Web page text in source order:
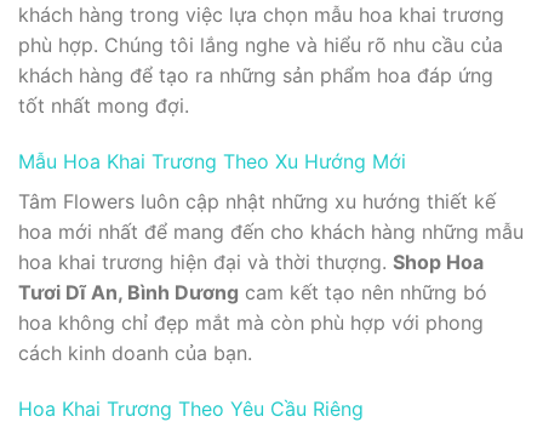
khách hàng trong việc lựa chọn mẫu hoa khai trương
phù hợp. Chúng tôi lắng nghe và hiểu rõ nhu cầu của
khách hàng để tạo ra những sản phẩm hoa đáp ứng
tốt nhất mong đợi.
Mẫu Hoa Khai Trương Theo Xu Hướng Mới
Tâm Flowers luôn cập nhật những xu hướng thiết kế
hoa mới nhất để mang đến cho khách hàng những mẫu
hoa khai trương hiện đại và thời thượng. Shop Hoa
Tươi Dĩ An, Bình Dương cam kết tạo nên những bó
hoa không chỉ đẹp mắt mà còn phù hợp với phong
cách kinh doanh của bạn.
Hoa Khai Trương Theo Yêu Cầu Riêng